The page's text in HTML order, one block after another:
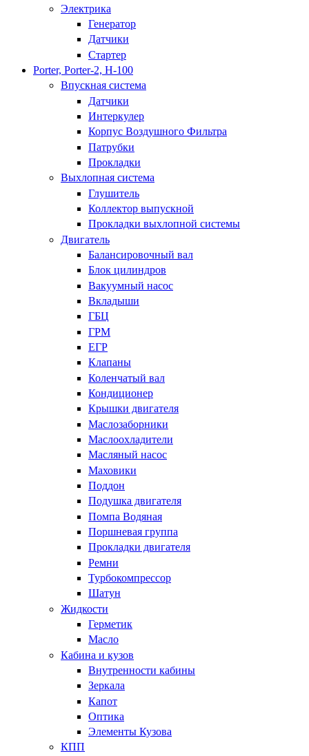
Электрика
Генератор
Датчики
Стартер
Porter, Porter-2, H-100
Впускная система
Датчики
Интеркулер
Корпус Воздушного Фильтра
Патрубки
Прокладки
Выхлопная система
Глушитель
Коллектор выпускной
Прокладки выхлопной системы
Двигатель
Балансировочный вал
Блок цилиндров
Вакуумный насос
Вкладыши
ГБЦ
ГРМ
ЕГР
Клапаны
Коленчатый вал
Кондиционер
Крышки двигателя
Маслозаборники
Маслоохладители
Масляный насос
Маховики
Поддон
Подушка двигателя
Помпа Водяная
Поршневая группа
Прокладки двигателя
Ремни
Турбокомпрессор
Шатун
Жидкости
Герметик
Масло
Кабина и кузов
Внутренности кабины
Зеркала
Капот
Оптика
Элементы Кузова
КПП